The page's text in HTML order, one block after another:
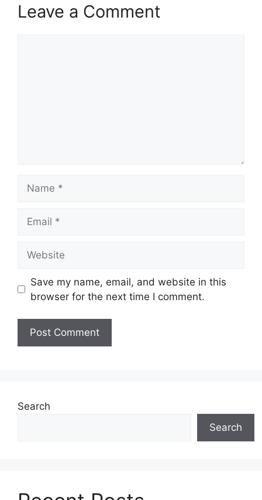
Leave a Comment
Save my name, email, and website in this
browser for the next time I comment.
Search
Search